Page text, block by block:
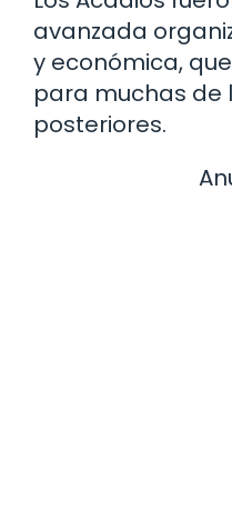
avanzada
y económica,
para muchas de
posteriores.